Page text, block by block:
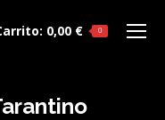
0,00 € 0